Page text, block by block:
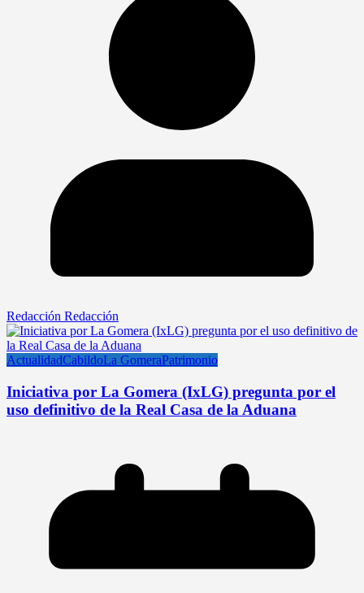
Redacción Redacción
ActualidadCabildoLa GomeraPatrimonio
Iniciativa por La Gomera (IxLG) pregunta por el
uso definitivo de la Real Casa de la Aduana